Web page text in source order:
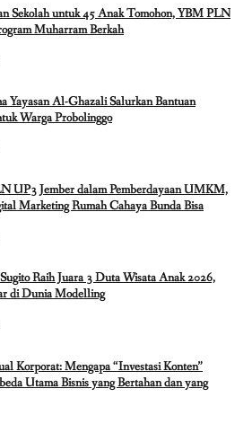
Sekolah untuk 45 Anak Tomohon, YBM PLN
Muharram Berkah
Yayasan Al-Ghazali Salurkan Bantuan
Warga Probolinggo
UP3 Jember dalam Pemberdayaan UMKM,
Marketing Rumah Cahaya Bunda Bisa
Raih Juara 3 Duta Wisata Anak 2026,
di Dunia Modelling
Korporat: Mengapa “Investasi Konten”
Utama Bisnis yang Bertahan dan yang